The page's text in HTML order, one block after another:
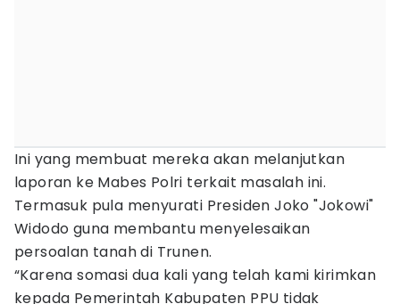
Ini yang membuat mereka akan melanjutkan
laporan ke Mabes Polri terkait masalah ini.
Termasuk pula menyurati Presiden Joko "Jokowi"
Widodo guna membantu menyelesaikan
persoalan tanah di Trunen.
“Karena somasi dua kali yang telah kami kirimkan
kepada Pemerintah Kabupaten PPU tidak